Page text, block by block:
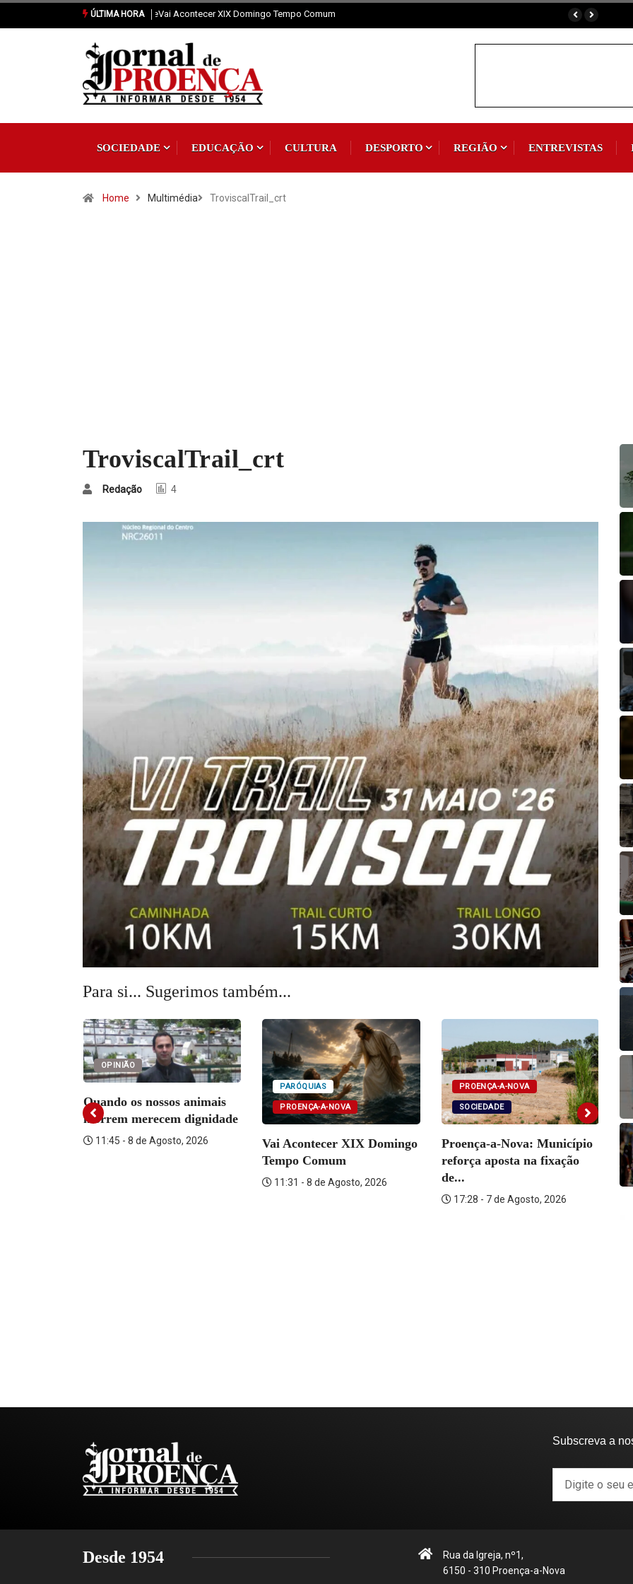
ÚLTIMA HORA Vai Acontecer XIX Domingo Tempo Comum
SOCIEDADE EDUCAÇÃO CULTURA DESPORTO REGIÃO ENTREVISTAS
Home Multimédia TroviscalTrail_crt
TroviscalTrail_crt
Redação 4
Para si... Sugerimos também...
OPINIÃO
Quando os nossos animais
morrem merecem dignidade
11:45 - 8 de Agosto, 2026
PARÓQUIAS
PROENÇA-A-NOVA
Vai Acontecer XIX Domingo
Tempo Comum
11:31 - 8 de Agosto, 2026
PROENÇA-A-NOVA
SOCIEDADE
Proença-a-Nova: Município
reforça aposta na fixação
de...
17:28 - 7 de Agosto, 2026
Subscreva a
Desde 1954
Rua da Igreja, nº1,
6150 - 310 Proença-a-Nova